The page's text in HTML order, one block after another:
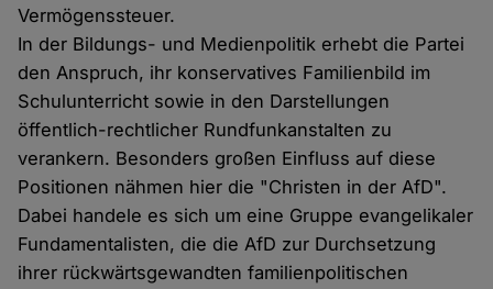
Vermögenssteuer.
In der Bildungs- und Medienpolitik erhebt die Partei
den Anspruch, ihr konservatives Familienbild im
Schulunterricht sowie in den Darstellungen
öffentlich-rechtlicher Rundfunkanstalten zu
verankern. Besonders großen Einfluss auf diese
Positionen nähmen hier die "Christen in der AfD".
Dabei handele es sich um eine Gruppe evangelikaler
Fundamentalisten, die die AfD zur Durchsetzung
ihrer rückwärtsgewandten familienpolitischen